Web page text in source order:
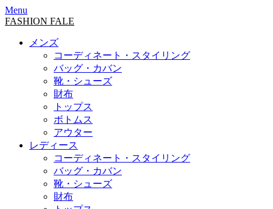
Menu
FASHION FALE
メンズ
コーディネート・スタイリング
バッグ・カバン
靴・シューズ
財布
トップス
ボトムス
アウター
レディース
コーディネート・スタイリング
バッグ・カバン
靴・シューズ
財布